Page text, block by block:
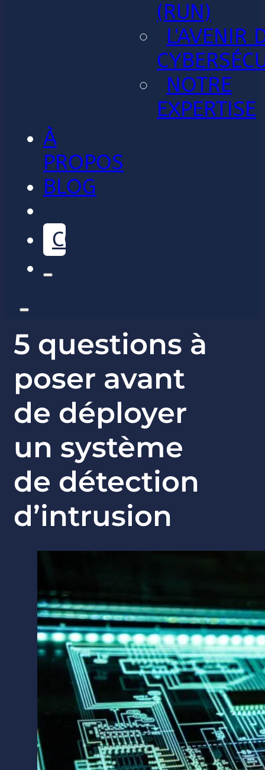
(RUN)
L'AVENIR
NOTRE
EXPERTISE
À
PROPOS
BLOG
CONTACT
5 questions à
poser avant
de déployer
un système
de détection
d’intrusion